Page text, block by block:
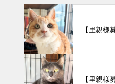
【里親様
【里親様